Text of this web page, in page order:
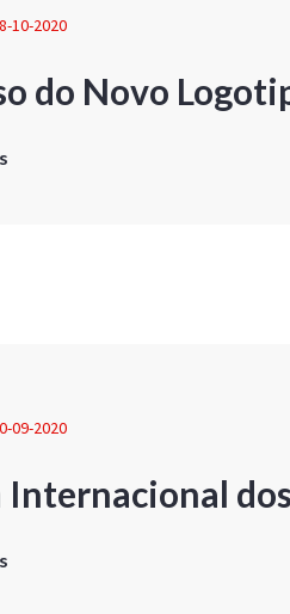
10-2020
do Novo
09-2020
Internacional